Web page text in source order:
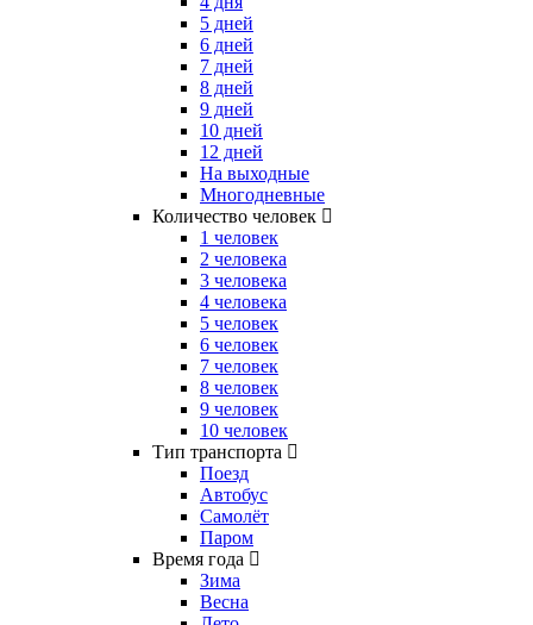
5 дней
6 дней
7 дней
8 дней
9 дней
10 дней
12 дней
На выходные
Многодневные
Количество человек
1 человек
2 человека
3 человека
4 человека
5 человек
6 человек
7 человек
8 человек
9 человек
10 человек
Тип транспорта
Поезд
Автобус
Самолёт
Паром
Время года
Зима
Весна